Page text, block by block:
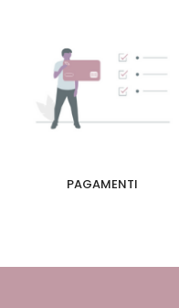
PAGAMENTI